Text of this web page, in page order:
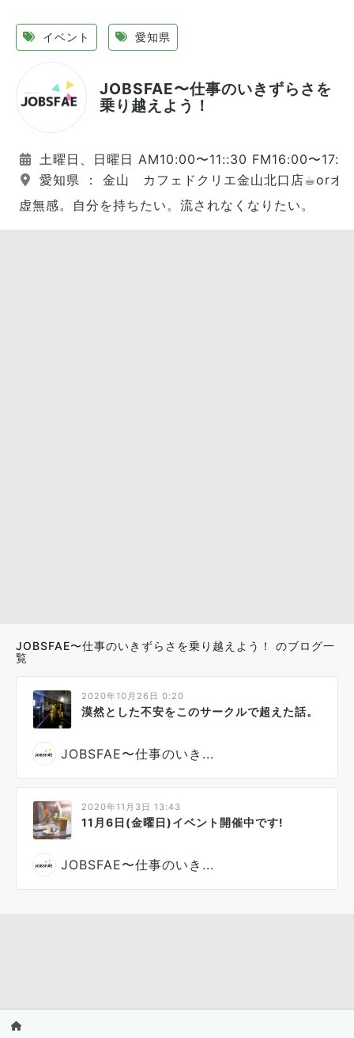
イベント 愛知県
JOBSFAE〜仕事のいきずらさを
乗り越えよう！
土曜日、日曜日 AM10:00〜11::30 FM16:00〜
愛知県 ： 金山 カフェドクリエ金山北口店☕︎orオ
虚無感。自分を持ちたい。流されなくなりたい。
JOBSFAE〜仕事のいきずらさを乗り越えよう！ のブログ一
覧
2020年10月26日 0:20
漠然とした不安をこのサークルで超えた話。
JOBSFAE〜仕事のいき...
2020年11月3日 13:43
11月6日(金曜日)イベント開催中です!
JOBSFAE〜仕事のいき...